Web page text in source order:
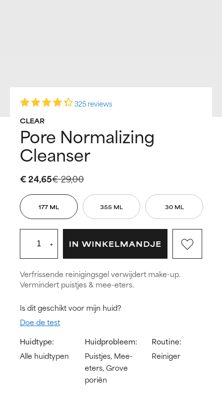
325 reviews
CLEAR
Pore Normalizing
Cleanser
€ 29,00
€ 24,65
Verfrissende reinigingsgel verwijdert make-up.
Vermindert puistjes & mee-eters.
Is dit geschikt voor mijn huid?
Doe de test
Huidtype:
Alle huidtypen
Huidprobleem:
Puistjes, Mee-
eters, Grove
poriën
Routine:
Reiniger
177 ML 355 ML 30 ML
+ IN WINKELMANDJE